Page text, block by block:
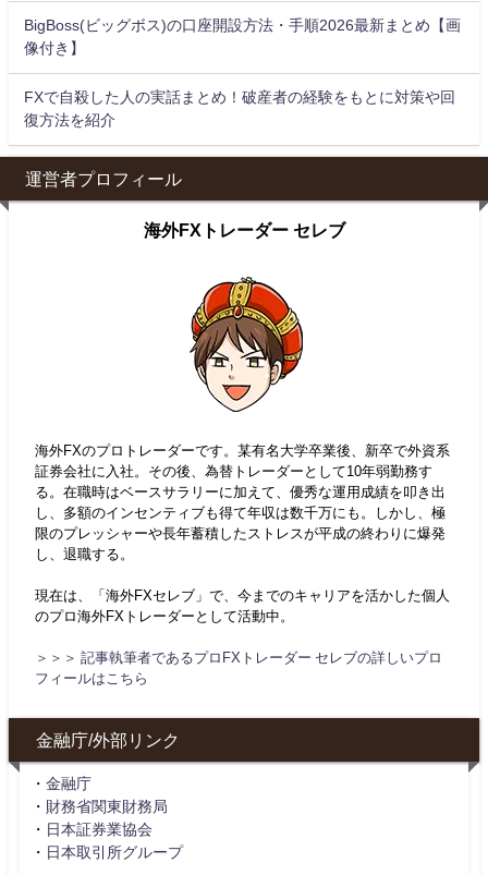
BigBoss(ビッグボス)の口座開設方法・手順2026最新まとめ【画
像付き】
FXで自殺した人の実話まとめ！破産者の経験をもとに対策や回
復方法を紹介
運営者プロフィール
海外FXトレーダー セレブ
海外FXのプロトレーダーです。某有名大学卒業後、新卒で外資系
証券会社に入社。その後、為替トレーダーとして10年弱勤務す
る。在職時はベースサラリーに加えて、優秀な運用成績を叩き出
し、多額のインセンティブも得て年収は数千万にも。しかし、極
限のプレッシャーや長年蓄積したストレスが平成の終わりに爆発
し、退職する。
現在は、「海外FXセレブ」で、今までのキャリアを活かした個人
のプロ海外FXトレーダーとして活動中。
＞＞＞ 記事執筆者であるプロFXトレーダー セレブの詳しいプロ
フィールはこちら
金融庁/外部リンク
・ 金融庁
・ 財務省関東財務局
・ 日本証券業協会
・ 日本取引所グループ